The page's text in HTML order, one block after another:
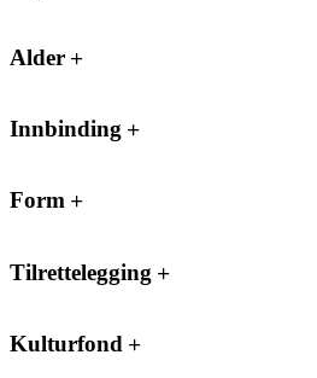
Alder
Innbinding
Form
Tilrettelegging
Kulturfond